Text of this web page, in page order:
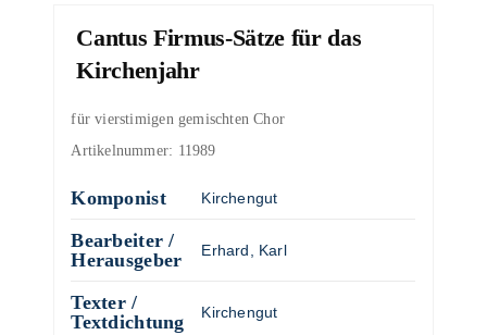
Cantus Firmus-Sätze für das
Kirchenjahr
für vierstimigen gemischten Chor
Artikelnummer: 11989
Komponist Kirchengut
Bearbeiter /
Herausgeber
Erhard, Karl
Texter /
Textdichtung
Kirchengut